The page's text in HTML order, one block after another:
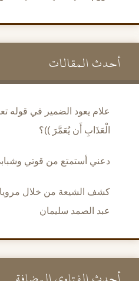
أحدث المقالات
علام يعود الضمير في قوله
الْعَذَابِ أَن يُعَمَّرَ ))؟
دعني أستمتع من قوتي
كشف الشيعة من خلال
عبد الصمد سليمان